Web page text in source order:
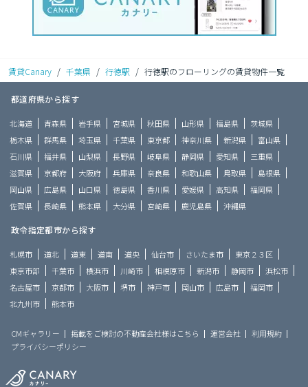
賃貸Canary / 千葉県 / 行徳駅 / 行徳駅のフローリングの賃貸物件一覧
都道府県から探す
北海道 青森県 岩手県 宮城県 秋田県 山形県 福島県
茨城県
栃木県
群馬県 埼玉県 千葉県 東京都 神奈川県 新潟県
富山県
石川県
福井県 山梨県 長野県 岐阜県 静岡県 愛知県
三重県
滋賀県
京都府 大阪府 兵庫県 奈良県 和歌山県 鳥取県
島根県
岡山県
広島県 山口県 徳島県 香川県 愛媛県 高知県
福岡県
佐賀県
長崎県 熊本県 大分県 宮崎県 鹿児島県 沖縄県
政令指定都市から探す
札幌市 道北 道東 道南 道央 仙台市 さいたま市
東京２３区
東京市部
千葉市 横浜市 川崎市 相模原市 新潟市 静岡市
浜松市
名古屋市
京都市 大阪市 堺市 神戸市 岡山市 広島市
福岡市
北九州市
熊本市
CMギャラリー 掲載をご検討の不動産会社様はこちら 運営会社
利用規約
プライバシーポリシー